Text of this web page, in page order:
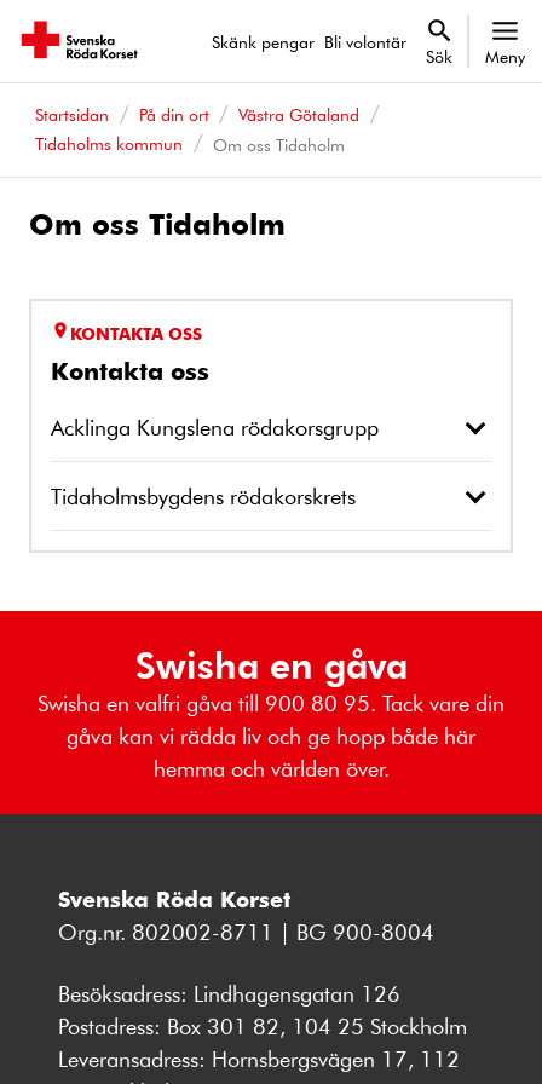
Skänk pengar Bli volontär
Sök Meny
Startsidan På din ort
Västra Götaland
Tidaholms kommun
Om oss Tidaholm
Om oss Tidaholm
KONTAKTA OSS
Kontakta oss
Acklinga Kungslena rödakorsgrupp
Tidaholmsbygdens rödakorskrets
Swisha en gåva
Swisha en valfri gåva till 900 80 95. Tack vare din
gåva kan vi rädda liv och ge hopp både här
hemma och världen över.
Svenska Röda Korset
Org.nr. 802002-8711 | BG 900-8004
Besöksadress: Lindhagensgatan 126
Postadress: Box 301 82, 104 25 Stockholm
Leveransadress: Hornsbergsvägen 17, 112